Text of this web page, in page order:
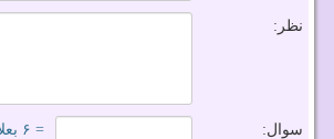
نظر:
سوال: = ۶ بعلاوه ۳